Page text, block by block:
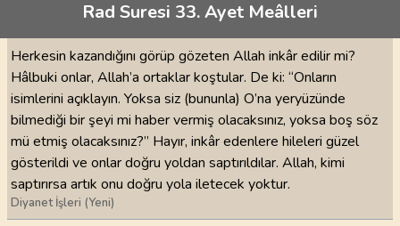
Rad Suresi 33. Ayet Meâlleri
Herkesin kazandığını görüp gözeten Allah inkâr edilir mi?
Hâlbuki onlar, Allah’a ortaklar koştular. De ki: “Onların
isimlerini açıklayın. Yoksa siz (bununla) O’na yeryüzünde
bilmediği bir şeyi mi haber vermiş olacaksınız, yoksa boş söz
mü etmiş olacaksınız?” Hayır, inkâr edenlere hileleri güzel
gösterildi ve onlar doğru yoldan saptırıldılar. Allah, kimi
saptırırsa artık onu doğru yola iletecek yoktur.
Diyanet İşleri (Yeni)